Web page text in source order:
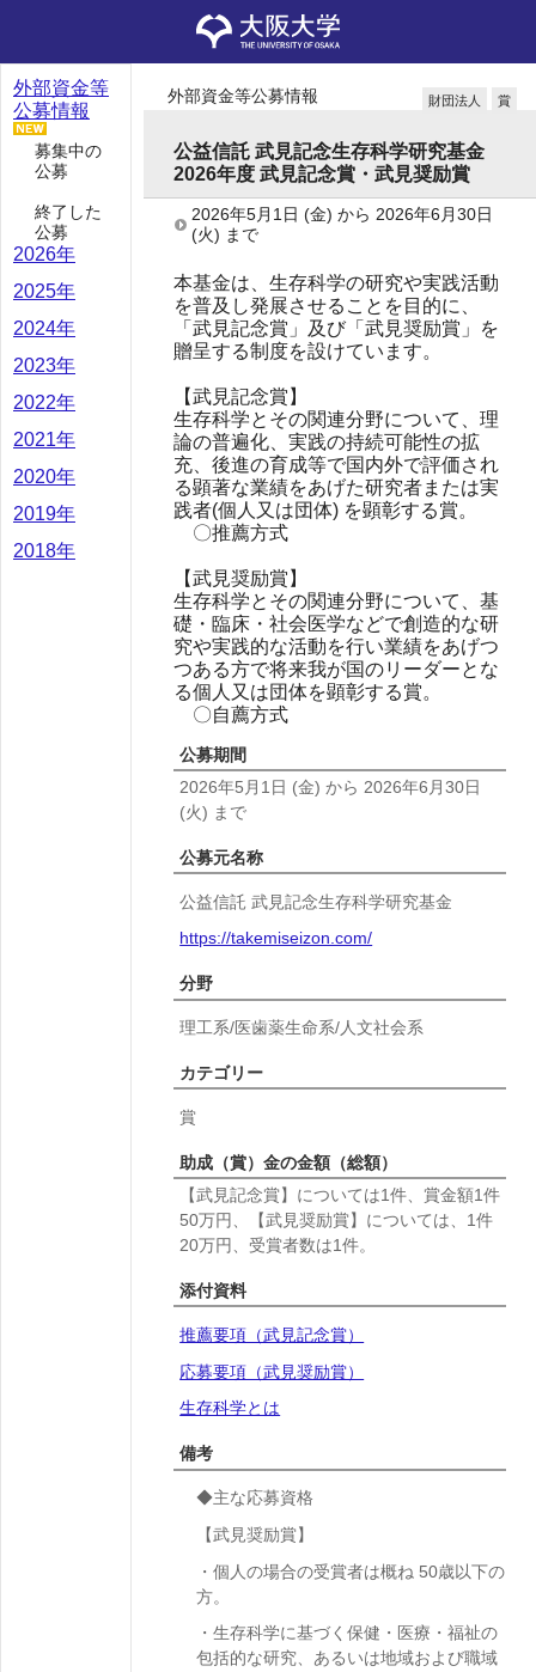
外部資金等
公募情報
募集中の
公募
終了した
公募
2026年
2025年
2024年
2023年
2022年
2021年
2020年
2019年
2018年
外部資金等公募情報 財団法人 賞
公益信託 武見記念生存科学研究基金
2026年度 武見記念賞・武見奨励賞
2026年5月1日 (金) から 2026年6月30日
(火) まで
本基金は、生存科学の研究や実践活動
を普及し発展させることを目的に、
「武見記念賞」及び「武見奨励賞」を
贈呈する制度を設けています。
【武見記念賞】
生存科学とその関連分野について、理
論の普遍化、実践の持続可能性の拡
充、後進の育成等で国内外で評価され
る顕著な業績をあげた研究者または実
践者(個人又は団体) を顕彰する賞。
〇推薦方式
【武見奨励賞】
生存科学とその関連分野について、基
礎・臨床・社会医学などで創造的な研
究や実践的な活動を行い業績をあげつ
つある方で将来我が国のリーダーとな
る個人又は団体を顕彰する賞。
〇自薦方式
公募期間
2026年5月1日 (金) から 2026年6月30日
(火) まで
公募元名称
公益信託 武見記念生存科学研究基金
https://takemiseizon.com/
分野
理工系/医歯薬生命系/人文社会系
カテゴリー
賞
助成（賞）金の金額（総額）
【武見記念賞】については1件、賞金額1件
50万円、【武見奨励賞】については、1件
20万円、受賞者数は1件。
添付資料
推薦要項（武見記念賞）
応募要項（武見奨励賞）
生存科学とは
備考
◆主な応募資格
【武見奨励賞】
・個人の場合の受賞者は概ね 50歳以下の
方。
・生存科学に基づく保健・医療・福祉の
包括的な研究、あるいは地域および職域